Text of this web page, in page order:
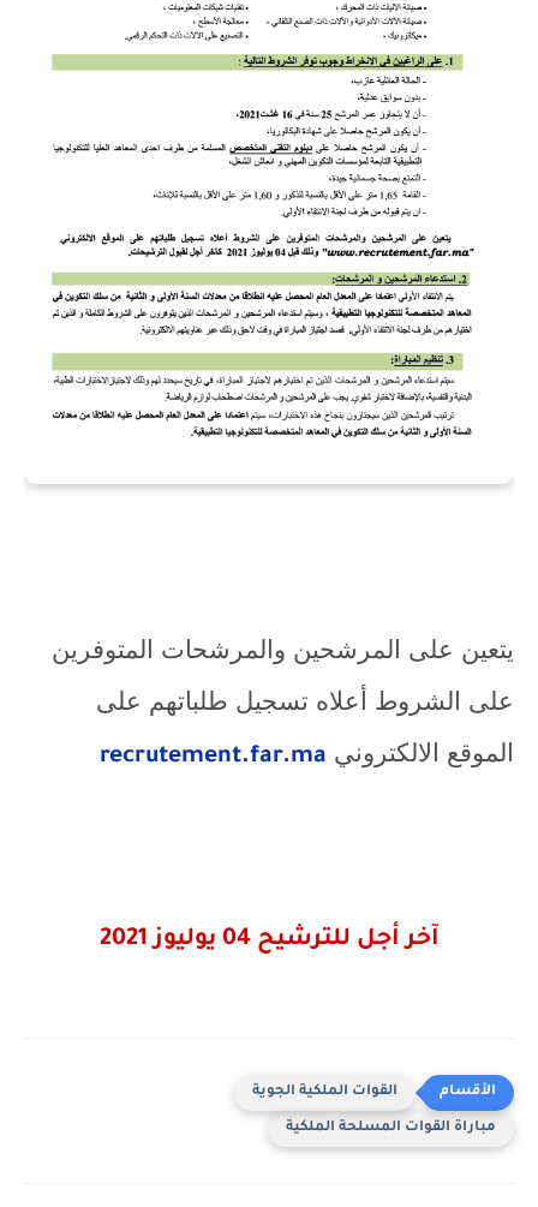
يتعين على المرشحين والمرشحات المتوفرين
على الشروط أعلاه تسجيل طلباتهم على
الموقع الالكتروني recrutement.far.ma
آخر أجل للترشيح 04 يوليوز 2021
القوات الملكية الجوية
مباراة القوات المسلحة الملكية